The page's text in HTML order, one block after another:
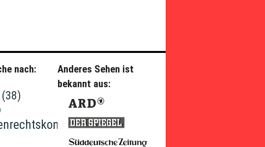
nach:
(38)
Anderes Sehen ist
bekannt aus: